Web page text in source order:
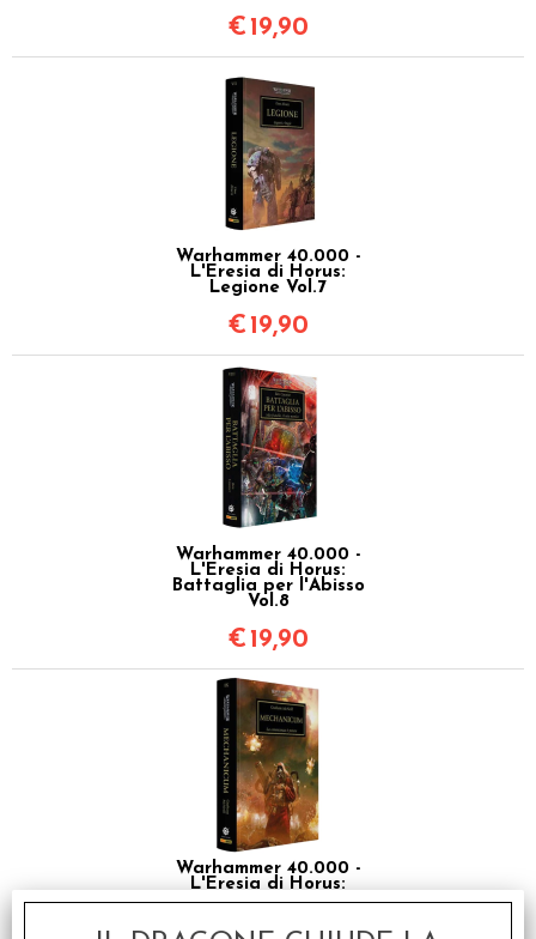
€ 19,90
Warhammer 40.000 -
L'Eresia di Horus:
Legione Vol.7
€ 19,90
Warhammer 40.000 -
L'Eresia di Horus:
Battaglia per l'Abisso
Vol.8
€ 19,90
Warhammer 40.000 -
L'Eresia di Horus:
Mechanicum Vol.9